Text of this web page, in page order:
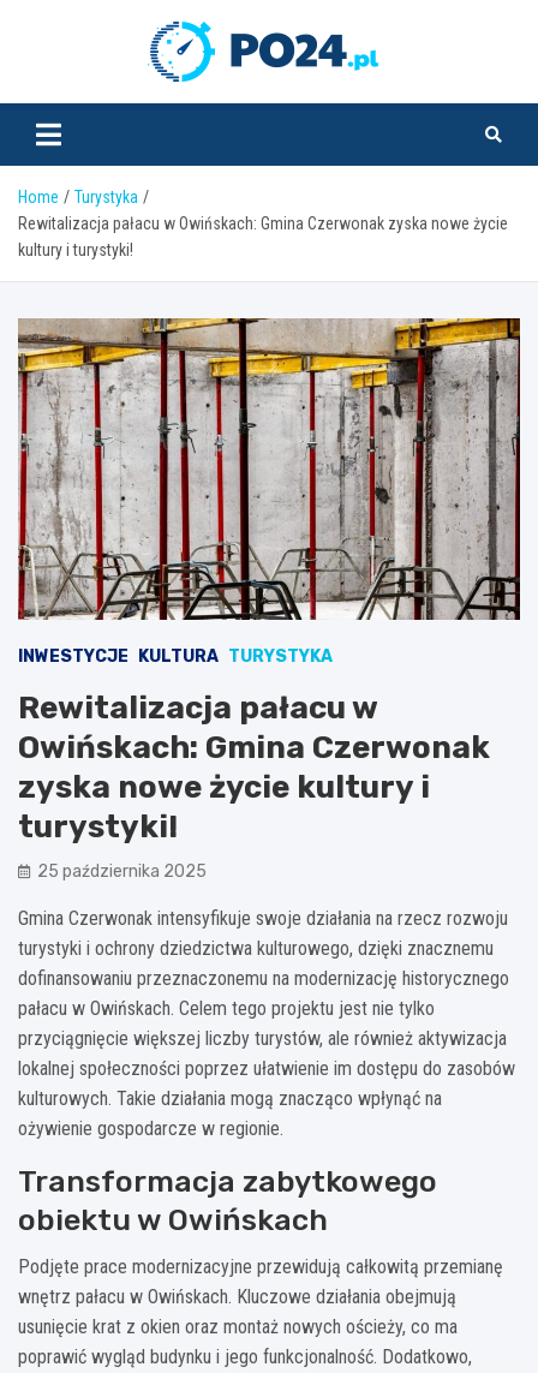
Home
Turystyka
Rewitalizacja pałacu w Owińskach: Gmina Czerwonak zyska nowe życie
kultury i turystyki!
INWESTYCJE KULTURA TURYSTYKA
Rewitalizacja pałacu w
Owińskach: Gmina Czerwonak
zyska nowe życie kultury i
turystyki!
25 października 2025
Gmina Czerwonak intensyfikuje swoje działania na rzecz rozwoju
turystyki i ochrony dziedzictwa kulturowego, dzięki znacznemu
dofinansowaniu przeznaczonemu na modernizację historycznego
pałacu w Owińskach. Celem tego projektu jest nie tylko
przyciągnięcie większej liczby turystów, ale również aktywizacja
lokalnej społeczności poprzez ułatwienie im dostępu do zasobów
kulturowych. Takie działania mogą znacząco wpłynąć na
ożywienie gospodarcze w regionie.
Transformacja zabytkowego
obiektu w Owińskach
Podjęte prace modernizacyjne przewidują całkowitą przemianę
wnętrz pałacu w Owińskach. Kluczowe działania obejmują
usunięcie krat z okien oraz montaż nowych ościeży, co ma
poprawić wygląd budynku i jego funkcjonalność. Dodatkowo,